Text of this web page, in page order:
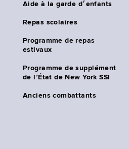
Aide à la garde d׳enfants
Repas scolaires
Programme de repas
estivaux
Programme de supplément
de l’État de New York SSI
Anciens combattants